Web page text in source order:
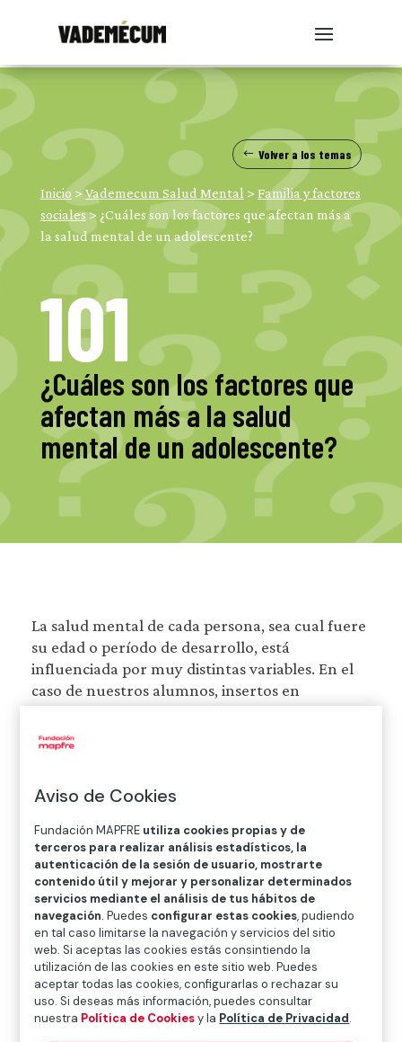
Inicio >Vademecum Salud Mental > Familia y factores
sociales> ¿Cuáles son los factores que afectan más a
la salud mental de un adolescente?
Volver a los temas
101
¿Cuáles son los factores que
afectan más a la salud
mental de un adolescente?
La salud mental de cada persona, sea cual fuere
su edad o período de desarrollo, está
influenciada por muy distintas variables. En el
caso de nuestros alumnos, insertos en
cualquiera de las etapas que jalonan el período
infanto-juvenil, la repercusión de esas variables
es mucho mayor a causa de esa más acentuada
origen biológico, de entre las que destaca el
componente genético, que, aún no siendo
siempre de carácter determinante, cuando
menos, van a condicionar al alumno, siendo
especialmente sensible la dimensión mental -
cognitiva, emocional, interpersonal-. Dentro del
elenco de estos factores de tipo estructural-
funcional, también influyen en su estabilidad
mental trastornos como el TDAH, el TEA, la
dislexia y los trastornos del lenguaje. A su vez,
Aviso de Cookies
Fundación MAPFRE utiliza cookies propias y de
terceros para realizar análisis estadísticos, la
autenticación de la sesión de usuario, mostrarte
contenido útil y mejorar y personalizar determinados
servicios mediante el análisis de tus hábitos de
navegación. Puedes configurar estas cookies, pudiendo
en tal caso limitarse la navegación y servicios del sitio
web. Si aceptas las cookies estás consintiendo la
utilización de las cookies en este sitio web. Puedes
aceptar todas las cookies, configurarlas o rechazar su
uso. Si deseas más información, puedes consultar
nuestra Política de Cookiesy la Política de Privacidad.